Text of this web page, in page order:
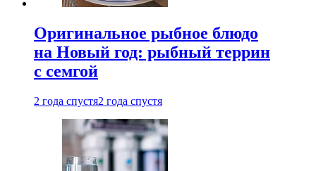
Оригинальное рыбное блюдо
на Новый год: рыбный террин
с семгой
2 года спустя2 года спустя